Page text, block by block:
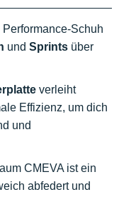
Performance-Schuh
und Sprints über
verleiht
Effizienz, um dich
und
CMEVA ist ein
abfedert und